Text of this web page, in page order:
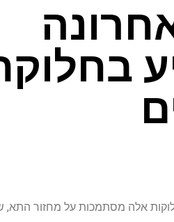
ולתפקד. חלוקות אלה מסתמכות על מחזור